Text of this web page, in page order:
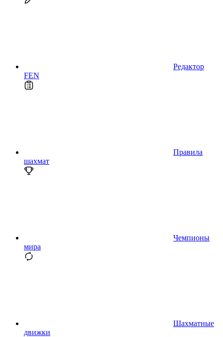
Редактор
FEN
Правила
шахмат
Чемпионы
мира
Шахматные
движки